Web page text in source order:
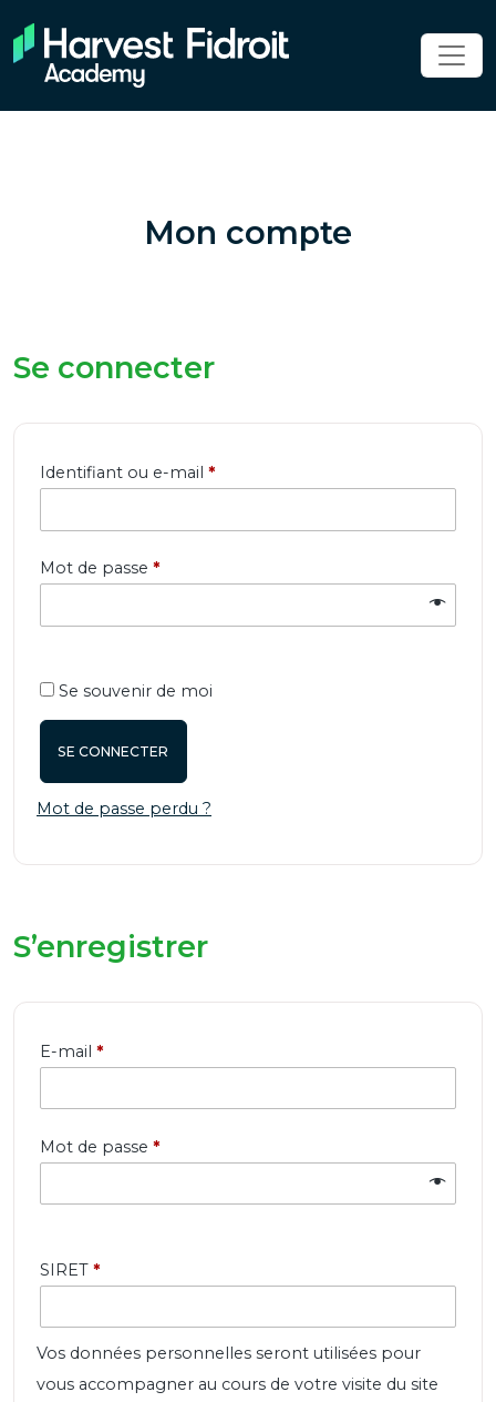
Mon compte
Se connecter
Identifiant ou e-mail *Obligatoire
Mot de passe *Obligatoire
Se souvenir de moi
SE CONNECTER
Mot de passe perdu ?
S’enregistrer
E-mail *Obligatoire
Mot de passe *Obligatoire
SIRET *
Vos données personnelles seront utilisées pour
vous accompagner au cours de votre visite du site